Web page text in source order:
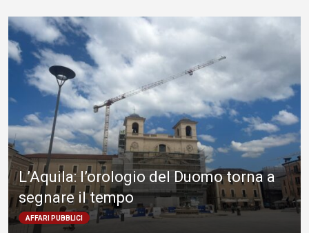
L’Aquila: l’orologio del Duomo torna a
segnare il tempo
AFFARI PUBBLICI